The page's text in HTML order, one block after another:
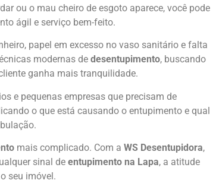
ou o mau cheiro de esgoto aparece, você pode
ágil e serviço bem-feito.
papel em excesso no vaso sanitário e falta
modernas de desentupimento, buscando
ganha mais tranquilidade.
e pequenas empresas que precisam de
o que está causando o entupimento e qual
mais complicado. Com a WS Desentupidora,
sinal de entupimento na Lapa, a atitude
seu imóvel.